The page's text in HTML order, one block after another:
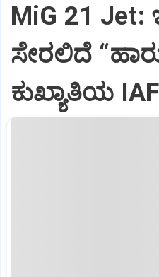
MiG 21
ಸೇರಲಿದೆ
ಕುಖ್ಯಾತಿಯ